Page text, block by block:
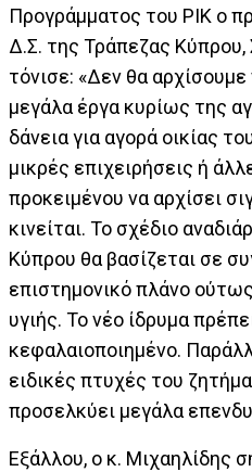
Προγράμματος του ΡΙΚ ο
Δ.Σ. της Τράπεζας
τόνισε: «Δεν θα
μεγάλα έργα κυρίως της
δάνεια για αγορά οικίας
μικρές επιχειρήσεις ή
προκειμένου να αρχίσει
κινείται. Το σχέδιο
Κύπρου θα βασίζεται σε
επιστημονικό πλάνο
υγιής. Το νέο ίδρυμα
κεφαλαιοποιημένο.
ειδικές πτυχές του
προσελκύει μεγάλα
Εξάλλου, ο κ. Μιχαηλίδης